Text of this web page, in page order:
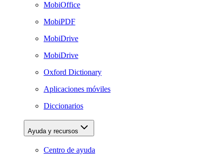
MobiOffice
MobiPDF
MobiDrive
MobiDrive
Oxford Dictionary
Aplicaciones móviles
Diccionarios
Ayuda y recursos
Centro de ayuda